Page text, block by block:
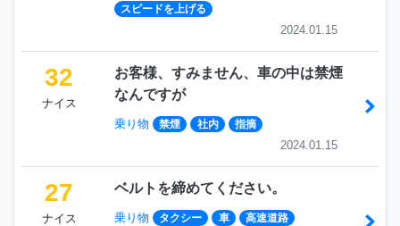
スピードを上げる
2024.01.15
32
ナイス
お客様、すみません、車の中は禁煙
なんですが
乗り物 禁煙 社内 指摘
2024.01.15
27
ナイス
ベルトを締めてください。
乗り物 タクシー 車
高速道路